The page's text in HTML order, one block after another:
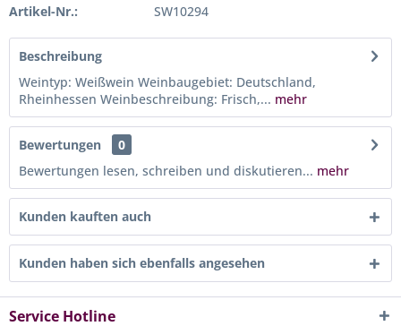
Artikel-Nr.: SW10294
Beschreibung
Weintyp: Weißwein Weinbaugebiet: Deutschland,
Rheinhessen Weinbeschreibung: Frisch,... mehr
Bewertungen
0
Bewertungen lesen, schreiben und diskutieren... mehr
Kunden kauften auch
Kunden haben sich ebenfalls angesehen
Service Hotline